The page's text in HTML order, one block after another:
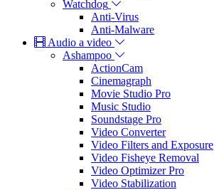
Watchdog
Anti-Virus
Anti-Malware
Audio a video
Ashampoo
ActionCam
Cinemagraph
Movie Studio Pro
Music Studio
Soundstage Pro
Video Converter
Video Filters and Exposure
Video Fisheye Removal
Video Optimizer Pro
Video Stabilization